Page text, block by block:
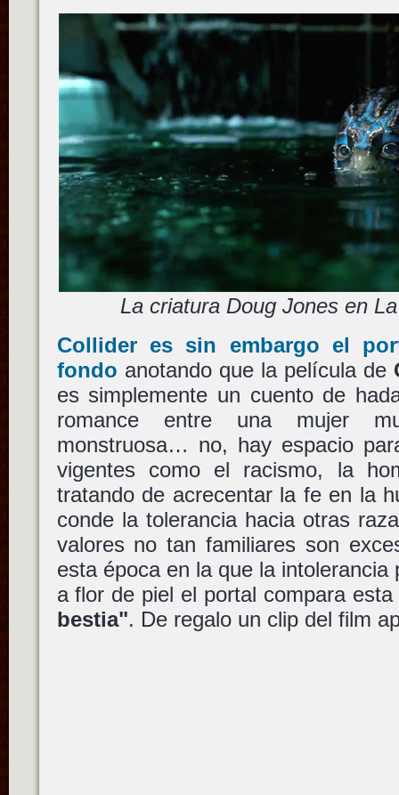
La criatura Doug Jones en
Collider es sin embargo el
fondo anotando que la película de
es simplemente un cuento de
romance entre una mujer
monstruosa… no, hay espacio
vigentes como el racismo, la
tratando de acrecentar la fe en la
conde la tolerancia hacia otras
valores no tan familiares son
esta época en la que la
a flor de piel el portal compara
bestia". De regalo un clip del film